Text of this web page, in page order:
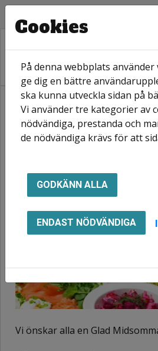
Hem Nyhetsarkiv
Midsommar!
Vi önskar alla en Glad
Cookies
På denna webbplats
ge dig en bättre
ska kunna utveckla sidan på
Vi använder tre kategorier av
nödvändiga, prestanda och
de nödvändiga krävs för att
GODKÄNN ALLA
ENDAST NÖDVÄNDIGA